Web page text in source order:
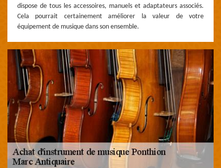
dispose de tous les accessoires, manuels et adaptateurs associés.
Cela pourrait certainement améliorer la valeur de votre
équipement de musique dans son ensemble.